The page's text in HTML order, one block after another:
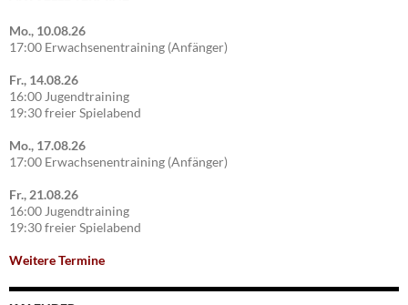
Mo., 10.08.26
17:00 Erwachsenentraining (Anfänger)
Fr., 14.08.26
16:00 Jugendtraining
19:30 freier Spielabend
Mo., 17.08.26
17:00 Erwachsenentraining (Anfänger)
Fr., 21.08.26
16:00 Jugendtraining
19:30 freier Spielabend
Weitere Termine